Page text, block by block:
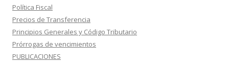
Política Fiscal
Precios de Transferencia
Principios Generales y Código Tributario
Prórrogas de vencimientos
PUBLICACIONES